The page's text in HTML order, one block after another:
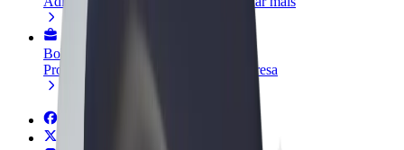
Bolt for Business
Produtos da Bolt ajustados à sua empresa